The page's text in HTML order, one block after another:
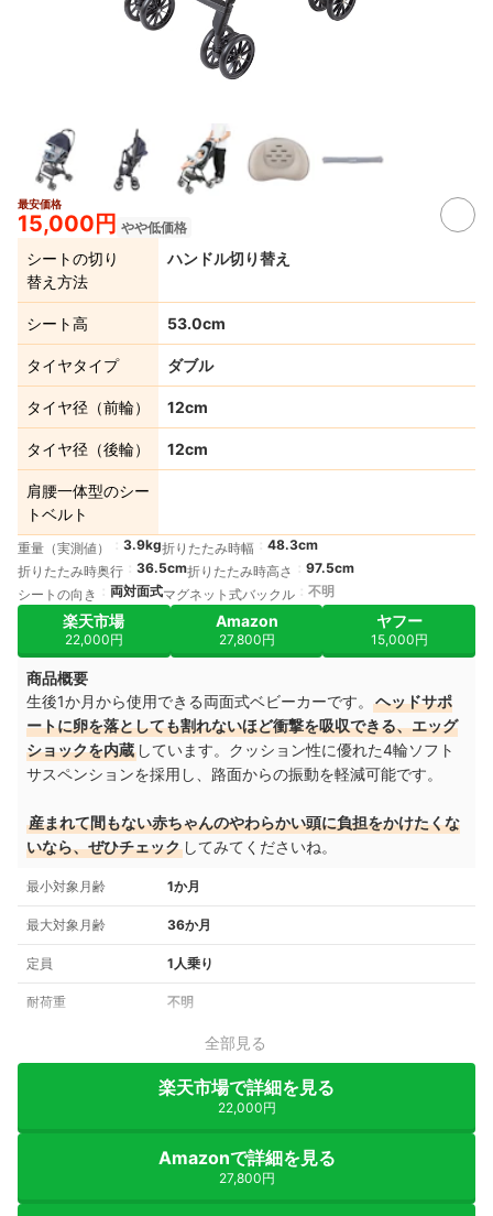
最安価格
15,000円 やや低価格
シートの切り
替え方法
ハンドル切り替え
シート高 53.0cm
タイヤタイプ ダブル
タイヤ径（前輪） 12cm
タイヤ径（後輪） 12cm
肩腰一体型のシー
トベルト
重量（実測値） 3.9kg折りたたみ時幅
48.3cm
折りたたみ時奥行
36.5cm折りたたみ時高さ
97.5cm
シートの向き
両対面式マグネット式バックル 不明
楽天市場
22,000円
Amazon
27,800円
ヤフー
15,000円
商品概要
生後1か月から使用できる両面式ベビーカーです。
ヘッドサポ
ートに卵を落としても割れないほど衝撃を吸収できる、エッグ
ショックを内蔵 しています。クッション性に優れた4輪ソフト
サスペンションを採用し、路面からの振動を軽減可能です。
産まれて間もない赤ちゃんのやわらかい頭に負担をかけたくな
いなら、ぜひチェック してみてくださいね。
最小対象月齢 1か月
最大対象月齢 36か月
定員 1人乗り
耐荷重 不明
全部見る
楽天市場で詳細を見る
22,000円
Amazonで詳細を見る
27,800円